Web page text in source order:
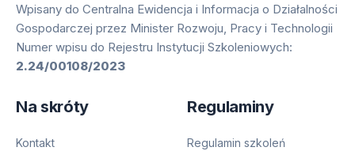
Wpisany do Centralna Ewidencja i Informacja o Działalności
Gospodarczej przez Minister Rozwoju, Pracy i Technologii
Numer wpisu do Rejestru Instytucji Szkoleniowych:
2.24/00108/2023
Na skróty
Kontakt
Regulaminy
Regulamin szkoleń